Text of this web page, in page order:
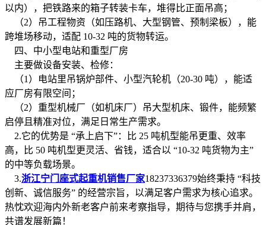
以内），把铁路来的箱子转装卡车，堆得比正面吊高；
（2）吊工程物资（如压路机、大型钢管、预制梁板），能
跨堆场移动，适配 10-32 吨的货物转运。
四、中小型电站和重型厂房
主要做设备安装、检修：
（1）电站里吊锅炉部件、小型汽轮机（20-30 吨），能适
应厂房有限空间；
（2）重型机械厂（如机床厂）吊大型机床、锻件，能频繁
启停且精准对位，满足日常生产需求。
2.它的优势是 “承上启下”：比 25 吨机型能吊更重、效率
高，比 50 吨机型更灵活、省钱，适合以 “10-32 吨货物为主”
的中等负载场景。
3.浙江宁门座式起重机销售厂家18237336379始终秉持 “科技
创新、诚信服务” 的经营宗旨，以满足客户需求为核心追求。
热忱欢迎海内外新老客户前来考察指导，期待与您携手并肩，
共谱发展新篇！